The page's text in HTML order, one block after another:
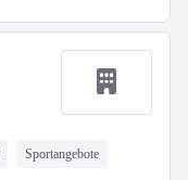
Sportangebote